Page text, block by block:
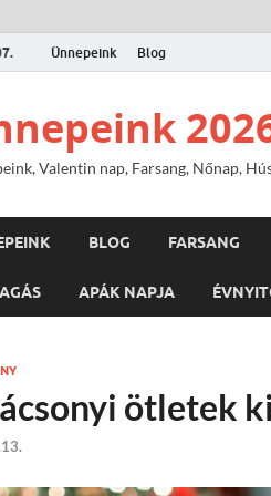
Ünnepeink Blog
Valentin nap, Farsang, Nőnap,
BLOG FARSANG
APÁK NAPJA
ötletek